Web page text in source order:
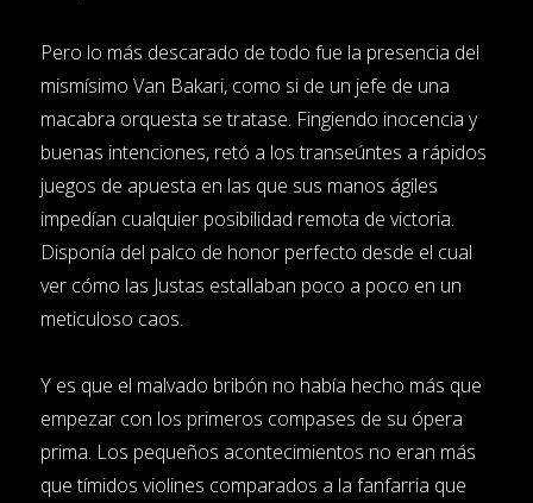
Pero lo más descarado de todo fue la presencia del
mismísimo Van Bakari, como si de un jefe de una
macabra orquesta se tratase. Fingiendo inocencia y
buenas intenciones, retó a los transeúntes a rápidos
juegos de apuesta en las que sus manos ágiles
impedían cualquier posibilidad remota de victoria.
Disponía del palco de honor perfecto desde el cual
ver cómo las Justas estallaban poco a poco en un
meticuloso caos.
Y es que el malvado bribón no había hecho más que
empezar con los primeros compases de su ópera
prima. Los pequeños acontecimientos no eran más
que tímidos violines comparados a la fanfarria que